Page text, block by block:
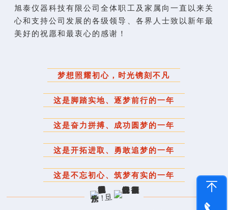
旭泰仪器科技有限公司全体职工及家属向一直以来关
心和支持公司发展的各级领导、各界人士致以新年最
美好的祝愿和最衷心的感谢！
梦想照耀初心，时光镌刻不凡
这是脚踏实地、逐梦前行的一年
这是奋力拼搏、成功圆梦的一年
这是开拓进取、勇敢追梦的一年
这是不忘初心、筑梦有实的一年